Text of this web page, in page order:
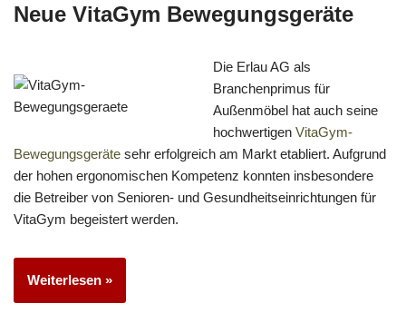
Neue VitaGym Bewegungsgeräte
Die Erlau AG als
Branchenprimus für
Außenmöbel hat auch seine
hochwertigen VitaGym-
Bewegungsgeräte sehr erfolgreich am Markt etabliert. Aufgrund
der hohen ergonomischen Kompetenz konnten insbesondere
die Betreiber von Senioren- und Gesundheitseinrichtungen für
VitaGym begeistert werden.
Weiterlesen »